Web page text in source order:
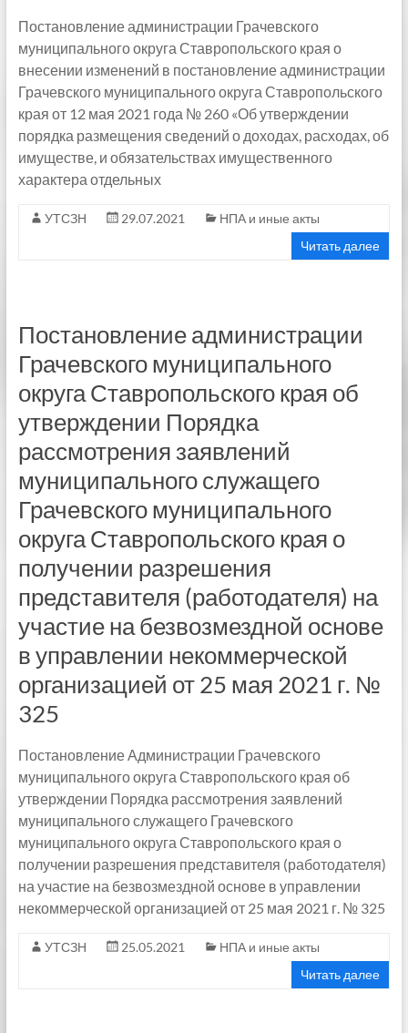
Постановление администрации Грачевского
муниципального округа Ставропольского края о
внесении изменений в постановление администрации
Грачевского муниципального округа Ставропольского
края от 12 мая 2021 года № 260 «Об утверждении
порядка размещения сведений о доходах, расходах, об
имуществе, и обязательствах имущественного
характера отдельных
УТСЗН 29.07.2021
НПА и иные акты
Читать далее
Постановление администрации
Грачевского муниципального
округа Ставропольского края об
утверждении Порядка
рассмотрения заявлений
муниципального служащего
Грачевского муниципального
округа Ставропольского края о
получении разрешения
представителя (работодателя) на
участие на безвозмездной основе
в управлении некоммерческой
организацией от 25 мая 2021 г. №
325
Постановление Администрации Грачевского
муниципального округа Ставропольского края об
утверждении Порядка рассмотрения заявлений
муниципального служащего Грачевского
муниципального округа Ставропольского края о
получении разрешения представителя (работодателя)
на участие на безвозмездной основе в управлении
некоммерческой организацией от 25 мая 2021 г. № 325
УТСЗН 25.05.2021
НПА и иные акты
Читать далее